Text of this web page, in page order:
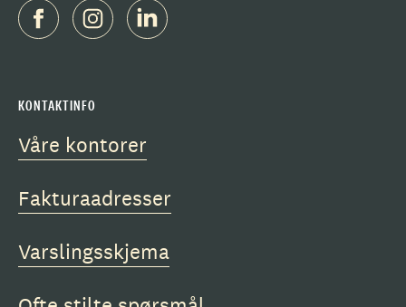
KONTAKTINFO
Våre kontorer
Fakturaadresser
Varslingsskjema